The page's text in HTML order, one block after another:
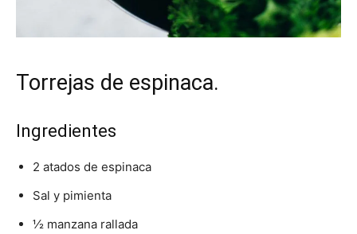
Torrejas de espinaca.
Ingredientes
2 atados de espinaca
Sal y pimienta
½ manzana rallada